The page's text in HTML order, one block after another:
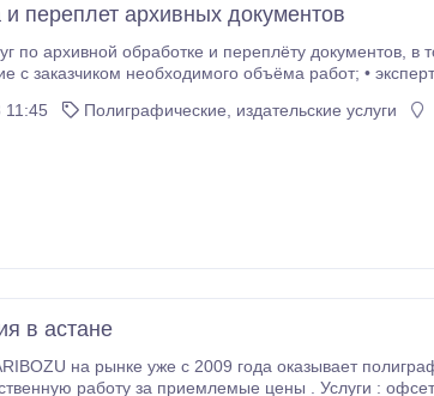
и переплет архивных документов
обработке и переплёту документов, в том числе: • осмотр архива организации нашим специалистом
объёма работ; • экспертиза ценности документов (отбор дел по статьям и срокам
описи дел постоянного срока хранения); • обработка дел по личному составу
11:45 Полиграфические, издательские услуги
в астане
успешно в столице . Делаем уникальный